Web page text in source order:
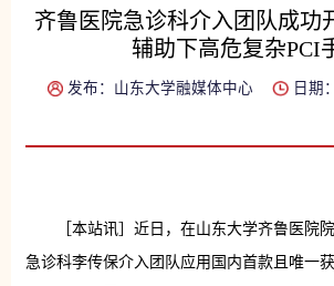
齐鲁医院急诊科介入团队成功
辅助下高危复杂PCI
发布：山东大学融媒体中心 日期
［本站讯］ 近日，在山东大学齐鲁医院
急诊科李传保介入团队应用国内首款且唯一